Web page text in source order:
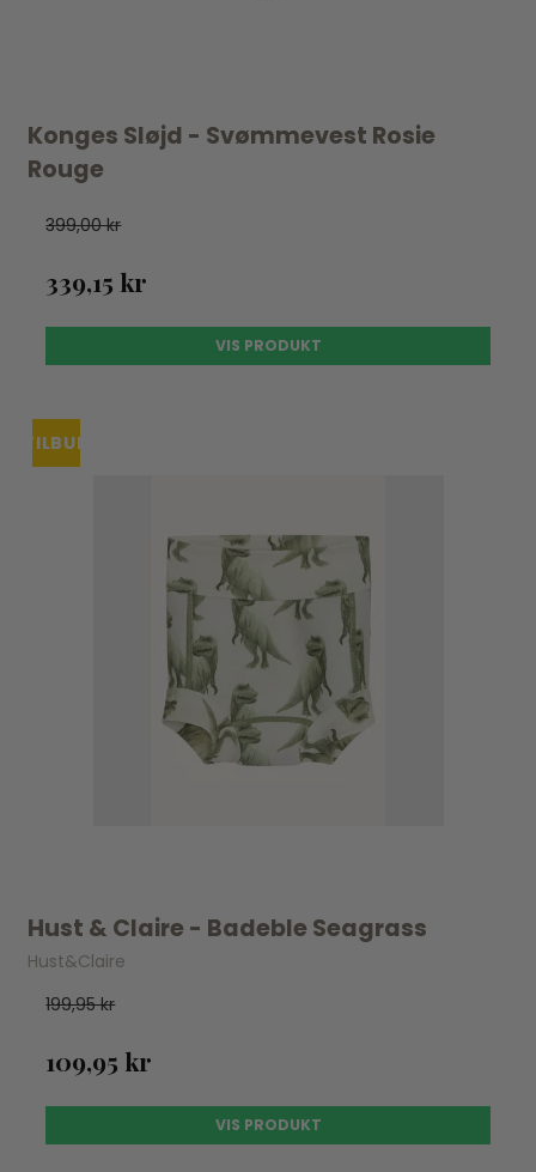
Konges Sløjd - Svømmevest Rosie
Rouge
399,00 kr
339,15 kr
VIS PRODUKT
TILBUD
Hust & Claire - Badeble Seagrass
Hust&Claire
199,95 kr
109,95 kr
VIS PRODUKT